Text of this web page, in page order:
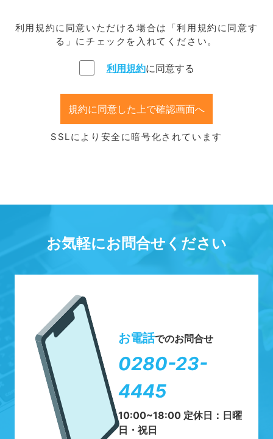
利用規約に同意いただける場合は「利用規約に同意す
る」にチェックを入れてください。
利用規約に同意する
規約に同意した上で確認画面へ
SSLにより安全に暗号化されています
お気軽にお問合せください
お電話でのお問合せ
0280-23-
4445
10:00~18:00 定休日：日曜
日・祝日